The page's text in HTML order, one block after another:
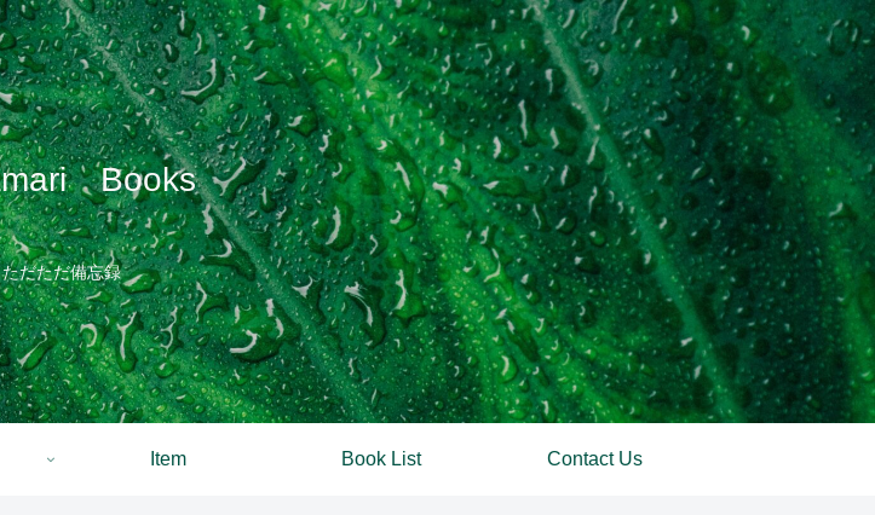
Books
ただただ備忘録
Item Book List Contact Us